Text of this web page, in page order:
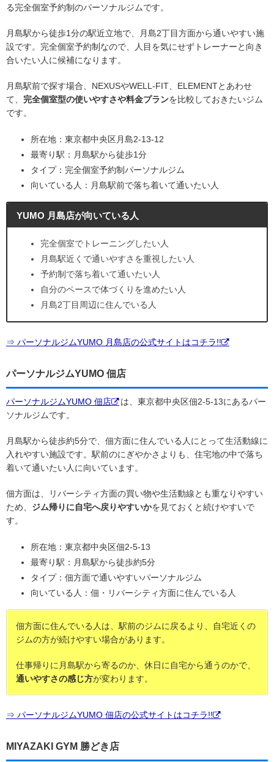
る完全個室予約制のパーソナルジムです。
月島駅から徒歩1分の駅近立地で、月島2丁目方面から通いやすい施
設です。完全個室予約制なので、人目を気にせずトレーナーと向き
合いたい人に候補になります。
月島駅前で探す場合、NEXUSやWELL-FIT、ELEMENTとあわせ
て、 完全個室型の使いやすさや料金プランを比較しておきたいジム
です。
所在地：東京都中央区月島2-13-12
最寄り駅：月島駅から徒歩1分
タイプ：完全個室予約制パーソナルジム
向いている人：月島駅前で落ち着いて通いたい人
YUMO 月島店が向いている人
完全個室でトレーニングしたい人
月島駅近くで通いやすさを重視したい人
予約制で落ち着いて通いたい人
自分のペースで体づくりを進めたい人
月島2丁目周辺に住んでいる人
⇒ パーソナルジムYUMO 月島店の公式サイトはコチラ!!
パーソナルジムYUMO 佃店
パーソナルジムYUMO 佃店
は、東京都中央区佃2-5-13にあるパー
ソナルジムです。
月島駅から徒歩約5分で、佃方面に住んでいる人にとって生活動線に
入れやすい施設です。駅前のにぎやかさよりも、住宅地の中で落ち
着いて通いたい人に向いています。
佃方面は、リバーシティ方面の買い物や生活動線とも重なりやすい
ため、 ジム帰りに自宅へ戻りやすいかを見ておくと続けやすいで
す。
所在地：東京都中央区佃2-5-13
最寄り駅：月島駅から徒歩約5分
タイプ：佃方面で通いやすいパーソナルジム
向いている人：佃・リバーシティ方面に住んでいる人
佃方面に住んでいる人は、駅前のジムに戻るより、自宅近くの
ジムの方が続けやすい場合があります。
仕事帰りに月島駅から寄るのか、休日に自宅から通うのかで、
通いやすさの感じ方が変わります。
⇒ パーソナルジムYUMO 佃店の公式サイトはコチラ!!
MIYAZAKI GYM 勝どき店